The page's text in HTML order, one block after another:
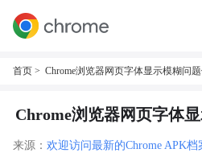
首页 > Chrome浏览器网页字体显示模糊问
Chrome浏览器网页字体
来源： 欢迎访问最新的Chrome APK档